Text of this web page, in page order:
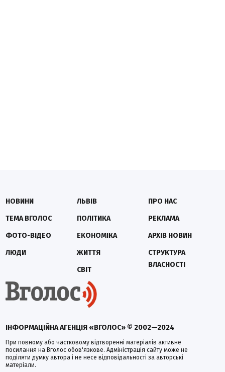
ІНФОРМАЦІЙНА АГЕНЦІЯ «ВГОЛОС» © 2002—2024
При повному або частковому відтворенні матеріалів активне
посилання на Вголос обов'язкове. Адміністрація сайту може не
поділяти думку автора і не несе відповідальності за авторські
матеріали.
НОВИНИ
ТЕМА ВГОЛОС
ФОТО-ВІДЕО
ЛЮДИ
ЛЬВІВ
ПОЛІТИКА
ЕКОНОМІКА
ЖИТТЯ
СВІТ
ПРО НАС
РЕКЛАМА
АРХІВ НОВИН
СТРУКТУРА
ВЛАСНОСТІ